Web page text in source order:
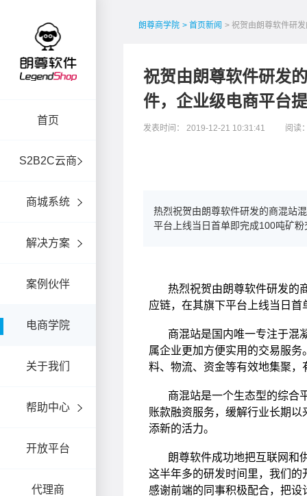
首页
S2B2C云商
商城系统
解决方案
案例伙伴
电商学院
关于我们
帮助中心
开放平台
代理商
朗尊商学院 > 首页新闻 > 祝贺由朗尊软件研
祝贺由朗尊软件研发
件，企业级电商平台
发表时间： 2019-12-21 10:31:41 阅读
热烈祝贺由朗尊软件研发的商混站
平台上线当日首单即完成100吨矿粉